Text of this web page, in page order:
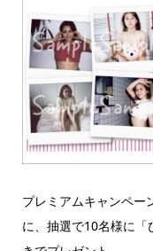
プレミアムキャンペー
に、抽選で10名様に